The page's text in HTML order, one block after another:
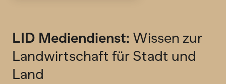
LID Mediendienst: Wissen zur
Landwirtschaft für Stadt und
Land